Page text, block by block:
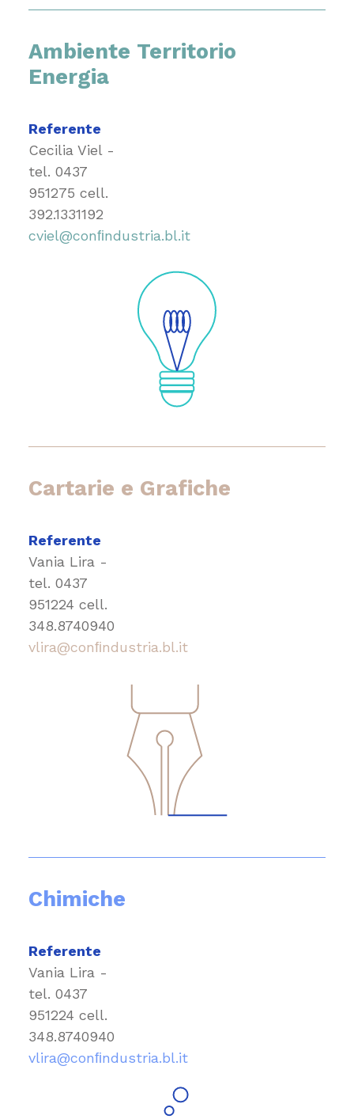
Ambiente Territorio
Energia
Referente
Cecilia Viel -
tel. 0437
951275 cell.
392.1331192
cviel@conﬁndustria.bl.it
Cartarie e Grafiche
Referente
Vania Lira -
tel. 0437
951224 cell.
348.8740940
vlira@conﬁndustria.bl.it
Chimiche
Referente
Vania Lira -
tel. 0437
951224 cell.
348.8740940
vlira@conﬁndustria.bl.it